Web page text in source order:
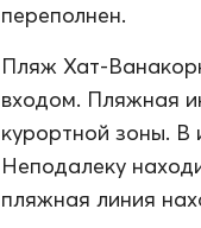
переполнен.
Пляж Хат-
входом. Пляжная
курортной зоны. В
Неподалеку
пляжная линия